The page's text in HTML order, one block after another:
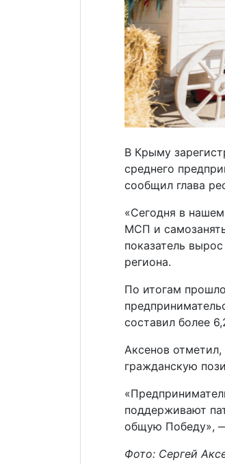
В Крыму
среднего
сообщил глава
«Сегодня в
МСП и
показатель
региона.
По итогам
составил более
Аксенов
гражданскую
поддерживают
общую Победу»,
Фото: Сергей